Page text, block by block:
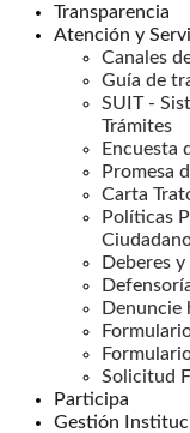
Transparencia
Atención y
Canales
Guía de
SUIT -
Trámites
Encuesta
Promesa
Carta
Políticas
Deberes
Denuncie
Solicitud
Participa
Gestión